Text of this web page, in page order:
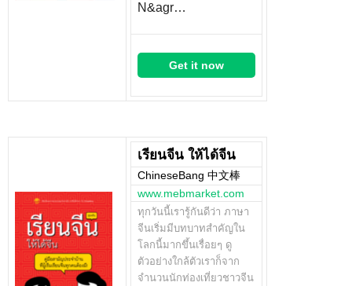
N&agr…
Get it now
เรียนจีน ให้ได้จีน
ChineseBang 中文棒
www.mebmarket.com
ทุกวันนี้เรารู้กันดีว่า ภาษา
จีนเริ่มมีบทบาทสำคัญใน
โลกนี้มากขึ้นเรื่อยๆ ดู
ตัวอย่างใกล้ตัวเราก็จาก
จำนวนนักท่องเที่ยวชาวจีน